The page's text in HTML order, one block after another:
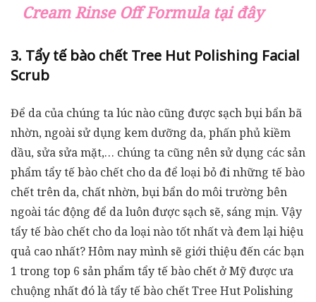
Cream Rinse Off Formula tại đây
3. Tẩy tế bào chết Tree Hut Polishing Facial
Scrub
Để da của chúng ta lúc nào cũng được sạch bụi bẩn bã
nhờn, ngoài sử dụng kem dưỡng da, phấn phủ kiềm
dầu, sửa sửa mặt,… chúng ta cũng nên sử dụng các sản
phẩm tẩy tế bào chết cho da để loại bỏ đi những tế bào
chết trên da, chất nhờn, bụi bẩn do môi trường bên
ngoài tác động để da luôn được sạch sẽ, sáng mịn. Vậy
tẩy tế bào chết cho da loại nào tốt nhất và đem lại hiệu
quả cao nhất? Hôm nay mình sẽ giới thiệu đến các bạn
1 trong top 6 sản phẩm tẩy tế bào chết ở Mỹ được ưa
chuộng nhất đó là tẩy tế bào chết Tree Hut Polishing